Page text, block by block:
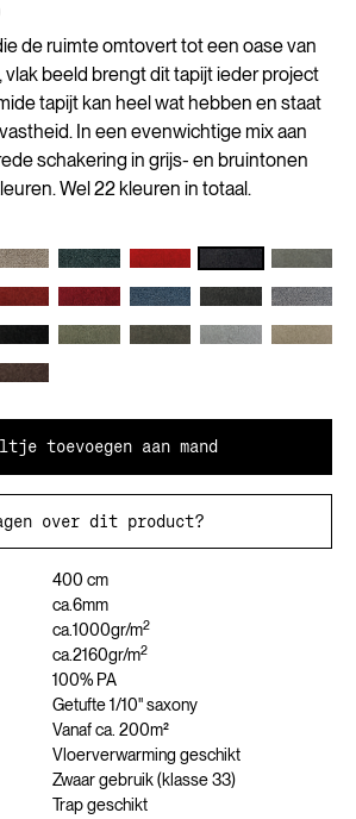
de ruimte omtovert tot een oase van
vlak beeld brengt dit tapijt ieder project
tapijt kan heel wat hebben en staat
In een evenwichtige mix aan
schakering in grijs- en bruintonen
Wel 22 kleuren in totaal.
toevoegen aan mand
over dit product?
400 cm
ca.6mm
ca.1000gr/m2
ca.2160gr/m2
100% PA
Getufte 1/10" saxony
Vanaf ca. 200m²
Vloerverwarming geschikt
Zwaar gebruik (klasse 33)
Trap geschikt